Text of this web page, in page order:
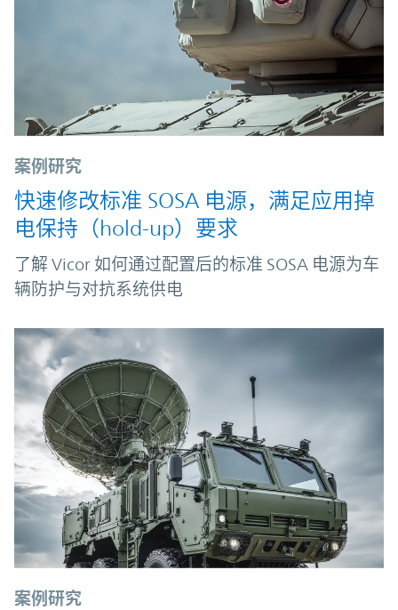
案例研究
快速修改标准 SOSA 电源，满足应用掉
电保持（hold-up）要求
了解 Vicor 如何通过配置后的标准 SOSA 电源为车
辆防护与对抗系统供电
案例研究